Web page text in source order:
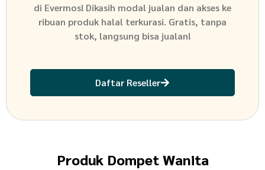
di Evermos! Dikasih modal jualan dan akses ke
ribuan produk halal terkurasi. Gratis, tanpa
stok, langsung bisa jualan!
Daftar Reseller
Produk Dompet Wanita